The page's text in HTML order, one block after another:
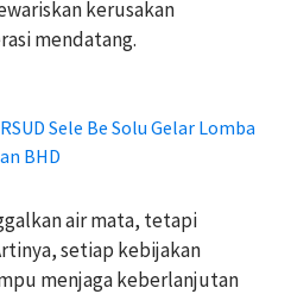
kerusakan
mendatang.
Sele Be Solu Gelar Lomba
BHD
air mata, tetapi
setiap kebijakan
menjaga keberlanjutan